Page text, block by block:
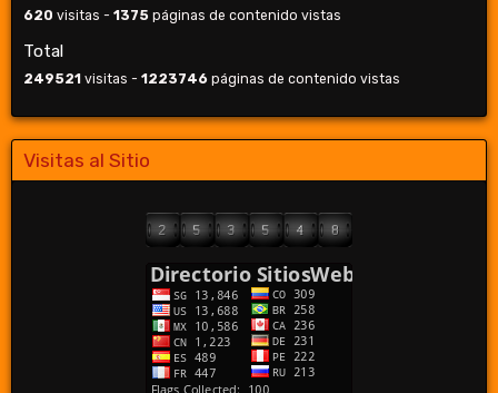
620 visitas - 1375 páginas de contenido vistas
Total
249521 visitas - 1223746 páginas de contenido vistas
Visitas al Sitio